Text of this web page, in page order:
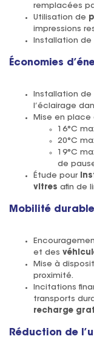
remplacées
Utilisation de
impressions
Installation de
Économies
Installation de
l’éclairage
Mise en place
16°C
20°C
19°C
de
Étude pour
vitres afin de
Mobilité durable
et des
Mise à
proximité.
Incitations
transports
recharge
Réduction de